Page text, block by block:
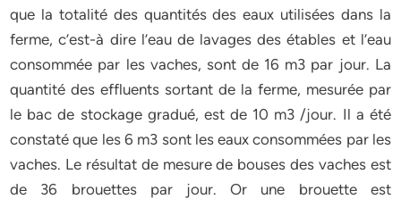
que la totalité des quantités des eaux utilisées dans la
ferme, c’est-à dire l’eau de lavages des étables et l’eau
consommée par les vaches, sont de 16 m3 par jour. La
quantité des effluents sortant de la ferme, mesurée par
le bac de stockage gradué, est de 10 m3 /jour. Il a été
constaté que les 6 m3 sont les eaux consommées par les
vaches. Le résultat de mesure de bouses des vaches est
de 36 brouettes par jour. Or une brouette est